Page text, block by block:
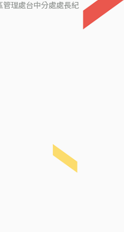
管理處台中分處處長紀